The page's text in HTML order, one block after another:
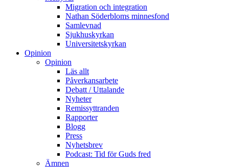
Migration och integration
Nathan Söderbloms minnesfond
Samlevnad
Sjukhuskyrkan
Universitetskyrkan
Opinion
Opinion
Läs allt
Påverkansarbete
Debatt / Uttalande
Nyheter
Remissyttranden
Rapporter
Blogg
Press
Nyhetsbrev
Podcast: Tid för Guds fred
Ämnen